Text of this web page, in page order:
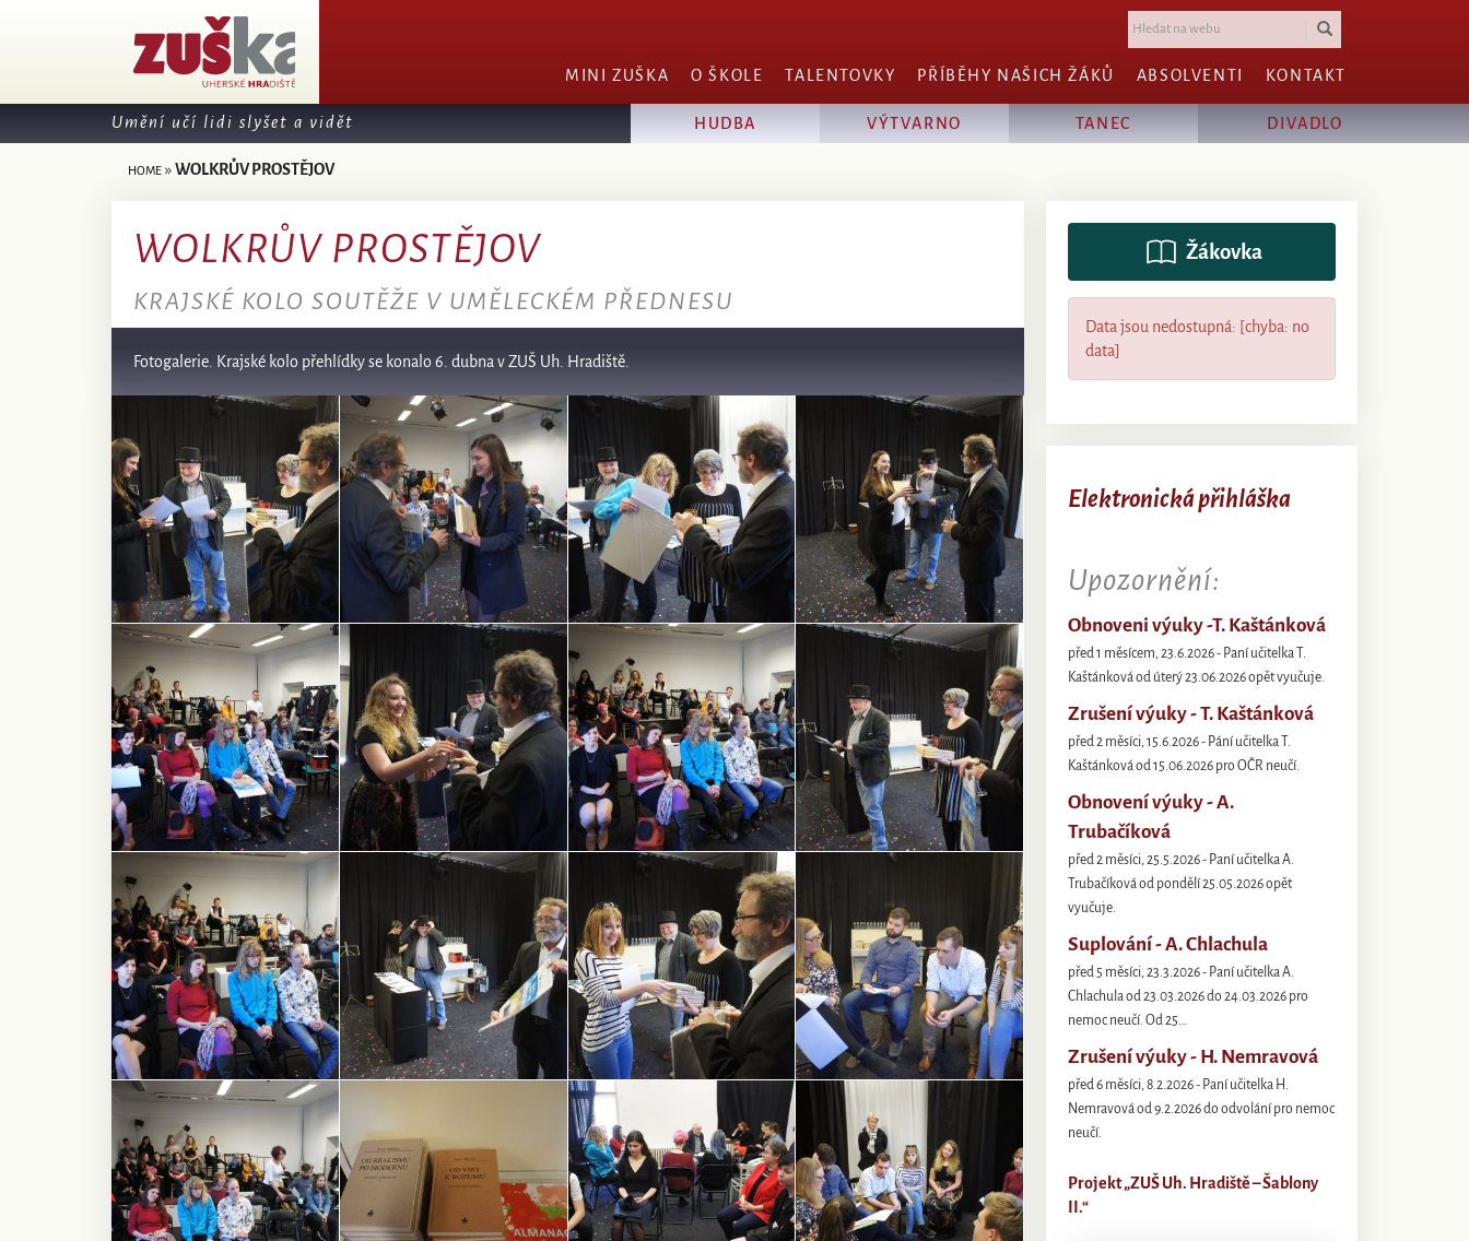
MINI ZUŠKA O ŠKOLE TALENTOVKY PŘÍBĚHY NAŠICH ŽÁKŮ ABSOLVENTI KONTAKT
Umění učí lidi slyšet a vidět HUDBA VÝTVARNO TANEC DIVADLO
HOME »WOLKRŮV PROSTĚJOV
WOLKRŮV PROSTĚJOV
KRAJSKÉ KOLO SOUTĚŽE V UMĚLECKÉM PŘEDNESU
Fotogalerie. Krajské kolo přehlídky se konalo 6. dubna v ZUŠ Uh. Hradiště.
Žákovka
Data jsou nedostupná: [chyba: no
data]
Elektronická přihláška
Upozornění:
Obnoveni výuky -T. Kaštánková
před 1 měsícem, 23.6.2026 - Paní učitelka T.
Kaštánková od úterý 23.06.2026 opět vyučuje.
Zrušení výuky - T. Kaštánková
před 2 měsíci, 15.6.2026 - Pání učitelka T.
Kaštánková od 15.06.2026 pro OČR neučí.
Obnovení výuky - A.
Trubačíková
před 2 měsíci, 25.5.2026 - Paní učitelka A.
Trubačíková od pondělí 25.05.2026 opět
vyučuje.
Suplování - A. Chlachula
před 5 měsíci, 23.3.2026 - Paní učitelka A.
Chlachula od 23.03.2026 do 24.03.2026 pro
nemoc neučí. Od 25…
Zrušení výuky - H. Nemravová
před 6 měsíci, 8.2.2026 - Paní učitelka H.
Nemravová od 9.2.2026 do odvolání pro nemoc
neučí.
Projekt „ZUŠ Uh. Hradiště – Šablony
II.“